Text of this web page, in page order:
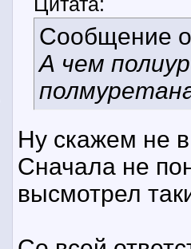
Сообщение
А чем
Ну скажем не
Сначала не
высмотрел